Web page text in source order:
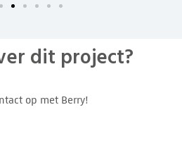
dit project?
op met Berry!